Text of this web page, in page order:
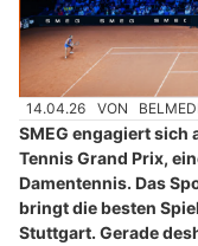
14.04.26 VON
SMEG engagiert sich
Tennis Grand Prix,
Damentennis. Das
bringt die besten
Stuttgart. Gerade